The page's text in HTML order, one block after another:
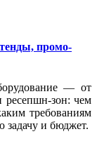
промо-
— от
ресепшн-зон: чем
требованиям
задачу и бюджет.